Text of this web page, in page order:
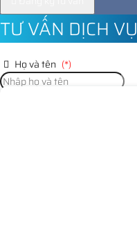
TƯ VẤN DỊCH VỤ
Họ và tên (*)